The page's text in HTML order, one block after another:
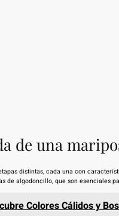
de una
distintas, cada una con
de algodoncillo, que son esenciales
Colores Cálidos y